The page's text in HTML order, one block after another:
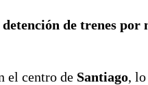
de trenes por
el centro de Santiago,